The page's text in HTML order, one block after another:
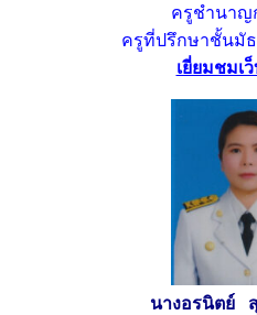
ครูชำนาญ
ครูที่ปรึกษาชั้นมัธ
เยี่ยมชมเ
นางอรนิตย์